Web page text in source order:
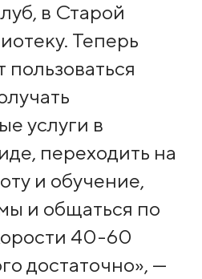
в Старой
Теперь
пользоваться
услуги в
переходить на
и обучение,
и общаться по
40-60
достаточно», —